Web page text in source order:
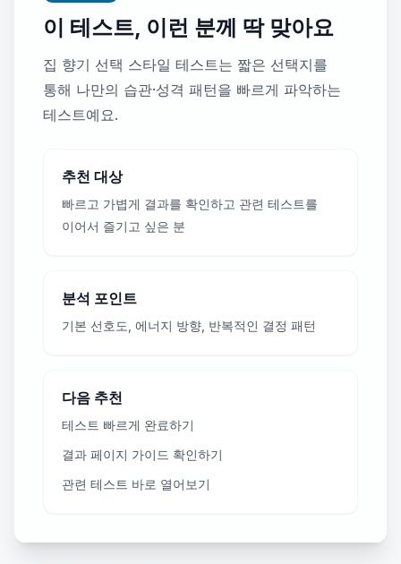
이 테스트, 이런 분께 딱 맞아요
집 향기 선택 스타일 테스트는 짧은 선택지를
통해 나만의 습관·성격 패턴을 빠르게 파악하는
테스트예요.
추천 대상
빠르고 가볍게 결과를 확인하고 관련 테스트를
이어서 즐기고 싶은 분
분석 포인트
기본 선호도, 에너지 방향, 반복적인 결정 패턴
다음 추천
테스트 빠르게 완료하기
결과 페이지 가이드 확인하기
관련 테스트 바로 열어보기